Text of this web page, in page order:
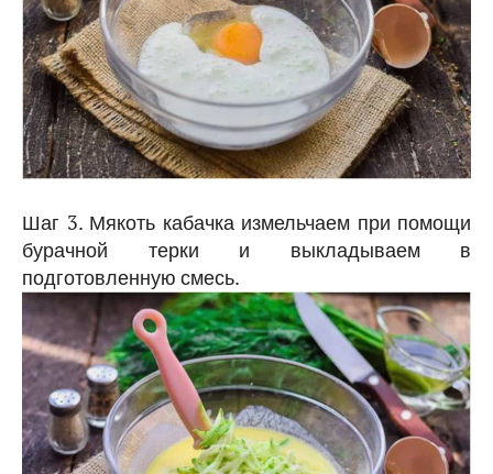
Шаг 3. Мякоть кабачка измельчаем при помощи
бурачной терки и выкладываем в
подготовленную смесь.